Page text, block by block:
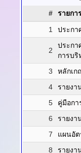
#
รายกา
1
ประกา
2
ประกา
การบ
3
หลักเก
4
รายงา
5
คู่มือก
6
รายงา
7
แผนอัต
8
รายงา